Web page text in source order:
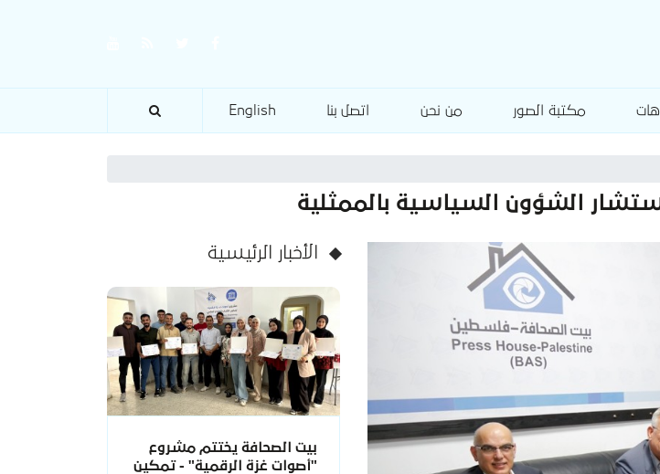
مكتبة الصور من نحن اتصل بنا English
الشؤون السياسية بالممثلية
الأخبار الرئيسية
بيت الصحافة يختتم مشروع
"أصوات غزة الرقمية" - تمكين